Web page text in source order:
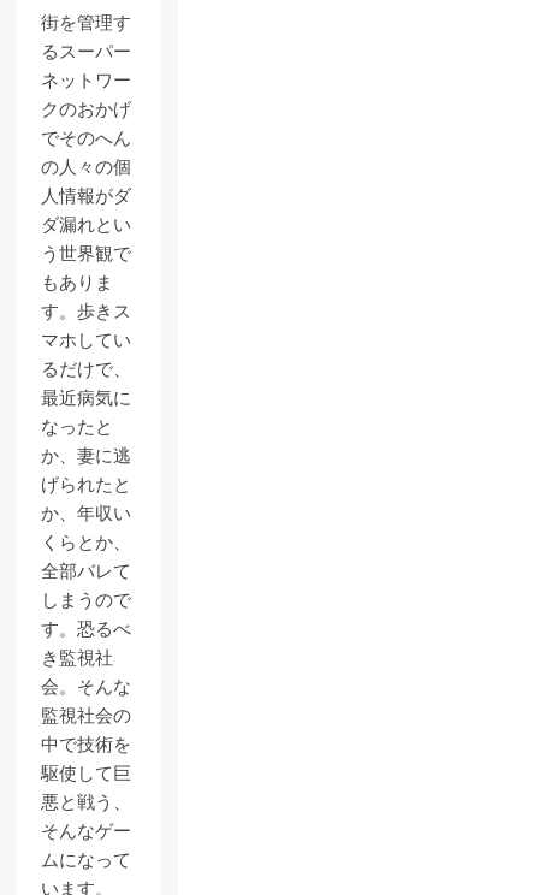
街を管理す
るスーパー
ネットワー
クのおかげ
でそのへん
の人々の個
人情報がダ
ダ漏れとい
う世界観で
もありま
す。歩きス
マホしてい
るだけで、
最近病気に
なったと
か、妻に逃
げられたと
か、年収い
くらとか、
全部バレて
しまうので
す。恐るべ
き監視社
会。そんな
監視社会の
中で技術を
駆使して巨
悪と戦う、
そんなゲー
ムになって
います。